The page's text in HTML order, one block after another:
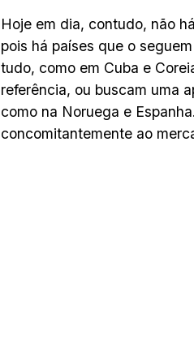
Hoje em dia, contudo, não
pois há países que o
tudo, como em Cuba e
referência, ou buscam uma
como na Noruega e
concomitantemente ao